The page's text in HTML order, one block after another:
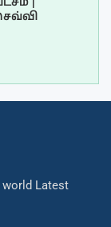
world Latest